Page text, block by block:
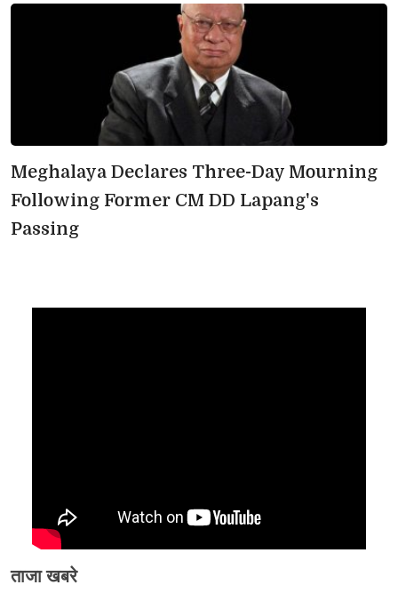
Meghalaya Declares Three-Day Mourning
Following Former CM DD Lapang's
Passing
ताजा खबरे